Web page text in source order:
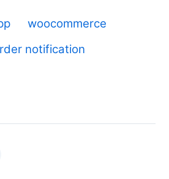
woocommerce
notification